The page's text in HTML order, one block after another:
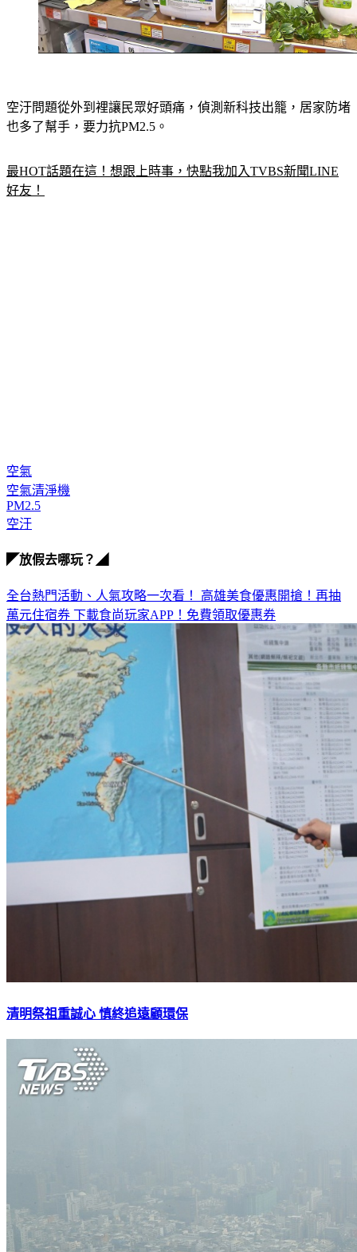
空汙問題從外到裡讓民眾好頭痛，偵測新科技出籠，居家防堵
也多了幫手，要力抗PM2.5。
最HOT話題在這！想跟上時事，快點我加入TVBS新聞LINE
好友！
空氣
空氣清淨機
PM2.5
空汙
◤放假去哪玩？◢
全台熱門活動、人氣攻略一次看！ 高雄美食優惠開搶！再抽
萬元住宿券 下載食尚玩家APP！免費領取優惠券
清明祭祖重誠心 慎終追遠顧環保